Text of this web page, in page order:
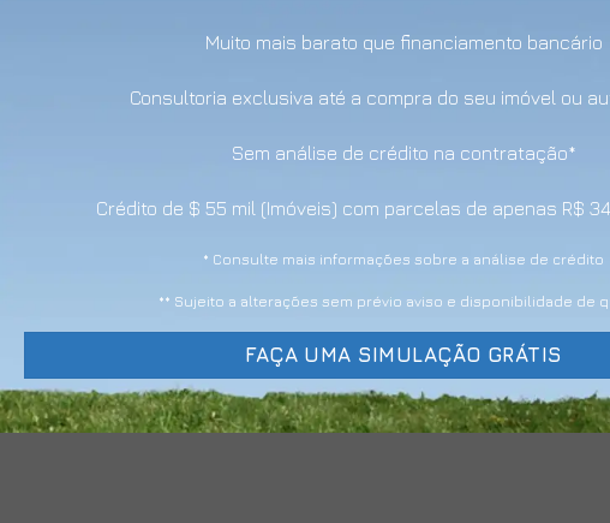
Muito mais barato que financiamento bancário
Consultoria exclusiva até a compra do seu imóvel ou
Sem análise de crédito na contratação*
Crédito de $ 55 mil (Imóveis) com parcelas de apenas R$
* Consulte mais informações sobre a análise de crédito
** Sujeito a alterações sem prévio aviso e disponibilidade de
FAÇA UMA SIMULAÇÃO GRÁTIS